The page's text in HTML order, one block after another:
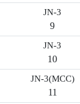
JN-3
9
JN-3
10
JN-3(MCC)
11